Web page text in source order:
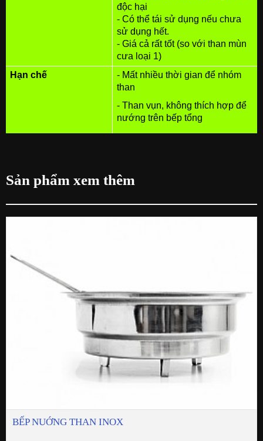
độc hại
- Có thể tái sử dụng nếu chưa
sử dụng hết.
- Giá cả rất tốt (so với than mùn
cưa loại 1)
Hạn chế
- Mất nhiều thời gian để nhóm
than
- Than vụn, không thích hợp để
nướng trên bếp tổng
Sản phẩm xem thêm
BẾP NUỚNG THAN INOX